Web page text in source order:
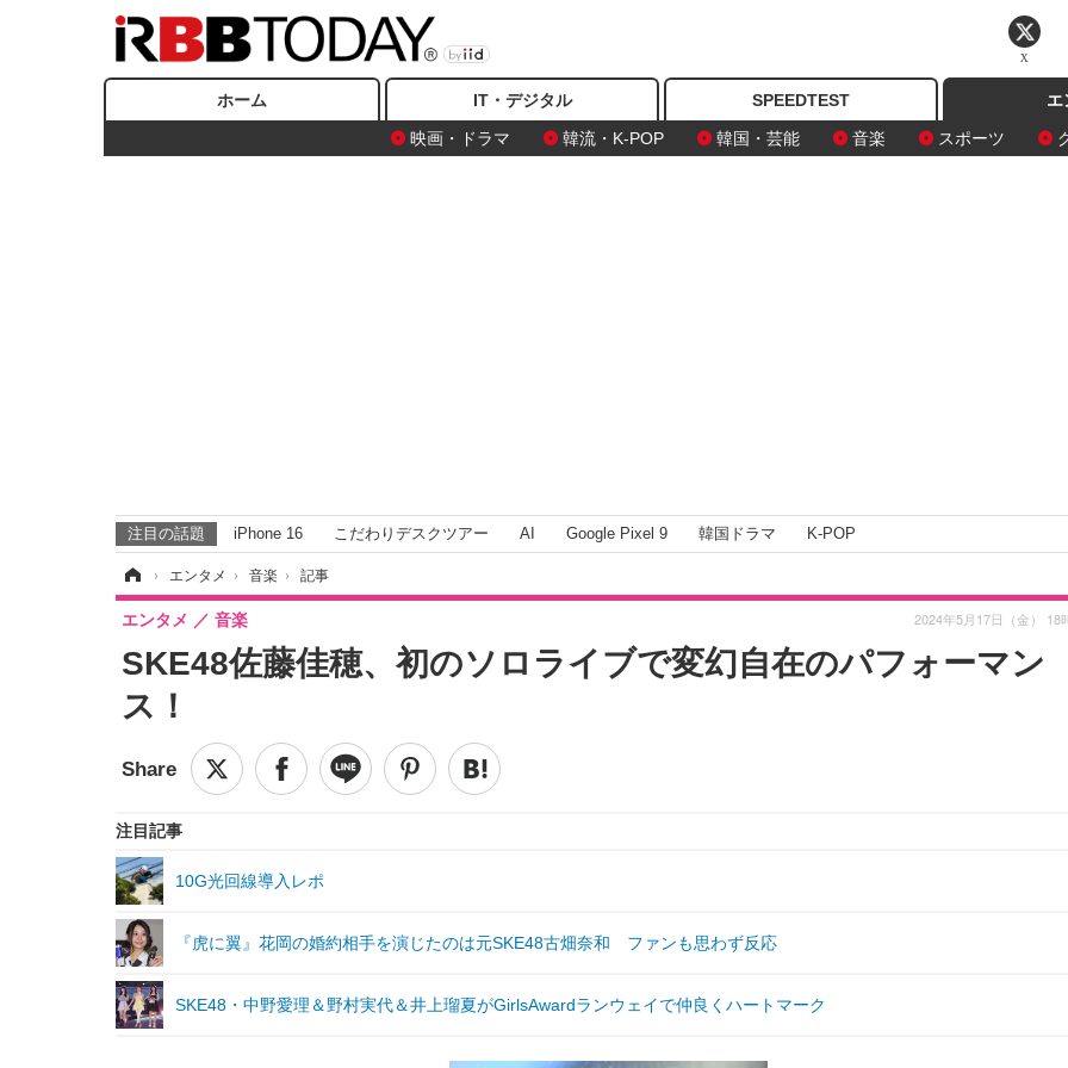
ホーム IT・デジタル SPEEDTEST
エ
映画・ドラマ
韓流・K-POP 韓国・芸能 音楽 スポーツ
注目の話題 iPhone 16 こだわりデスクツアー AI Google Pixel 9 韓国ドラマ K-POP
› エンタメ › 音楽 › 記事
SKE48佐藤佳穂、初のソロライブで変幻自在のパフォーマン
ス！
エンタメ 音楽 2024年5月17日（金） 18
注目記事
10G光回線導入レポ
『虎に翼』花岡の婚約相手を演じたのは元SKE48古畑奈和 ファンも思わず反応
SKE48・中野愛理＆野村実代＆井上瑠夏がGirlsAwardランウェイで仲良くハートマーク
X